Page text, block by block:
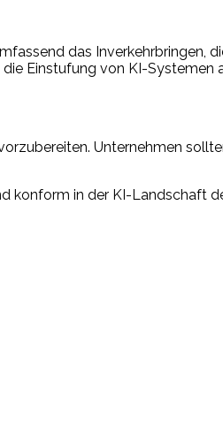
das Inverkehrbringen,
Einstufung von KI-
Unternehmen
konform in der KI-Landschaft